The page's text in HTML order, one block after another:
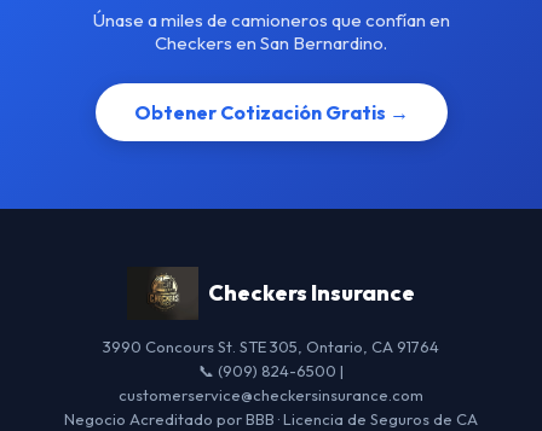
Únase a miles de camioneros que confían en
Checkers en San Bernardino.
Obtener Cotización Gratis →
Checkers Insurance
3990 Concours St. STE 305, Ontario, CA 91764
📞 (909) 824-6500 |
customerservice@checkersinsurance.com
Negocio Acreditado por BBB · Licencia de Seguros de CA